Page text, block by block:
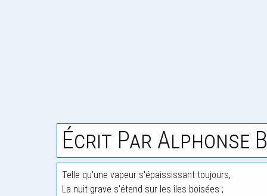
Écrit Par Alphonse
Telle qu'une vapeur s'épaississant toujours,
La nuit grave s'étend sur les îles boisées ;